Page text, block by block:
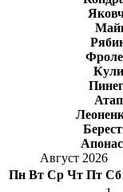
Август 2026
Пн Вт Ср Чт Пт Сб